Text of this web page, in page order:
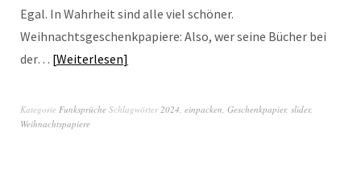
Egal. In Wahrheit sind alle viel schöner.
Weihnachtsgeschenkpapiere: Also, wer seine Bücher bei
der… Weiterlesen
Kategorie Funksprüche Schlagwörter 2024 einpacken Geschenkpapier, slider,
Weihnachtspapiere